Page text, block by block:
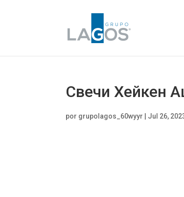
Свечи Хейкен
por grupolagos_60wyyr Jul 26,